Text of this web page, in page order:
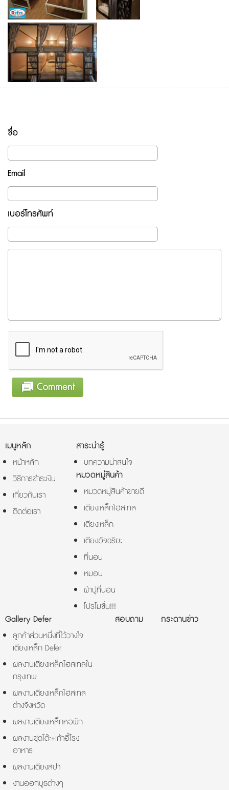
ชื่อ
Email
เบอร์โทรศัพท์
เมนูหลัก
หน้าหลัก
วิธีการชำระเงิน
เกี่ยวกับเรา
ติดต่อเรา
สาระน่ารู้
บทความน่าสนใจ
หมวดหมู่สินค้า
หมวดหมู่สินค้าขายดี
เตียงเหล็กโฮสเทล
เตียงเหล็ก
เตียงอัจฉริยะ
ที่นอน
หมอน
ผ้าปูที่นอน
โปรโมชั่น!!!
Gallery Defer
ลูกค้าส่วนหนึ่งที่ไว้วางใจ
เตียงเหล็ก Defer
ผลงานเตียงเหล็กโฮสเทลใน
กรุงเทพ
ผลงานเตียงเหล็กโฮสเทล
ต่างจังหวัด
ผลงานเตียงเหล็กหอพัก
ผลงานชุดโต๊ะ+เก้าอี้โรง
อาหาร
ผลงานเตียงสปา
งานออกบูธต่างๆ
สอบถาม กระดานข่าว